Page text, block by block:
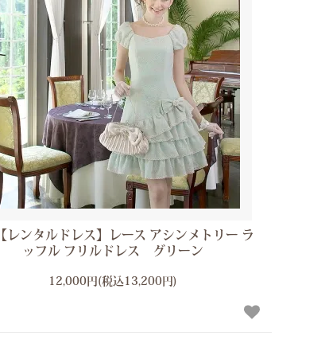
【レンタルドレス】レース アシンメトリー ラ
ッフル フリルドレス グリーン
12,000円(税込13,200円)